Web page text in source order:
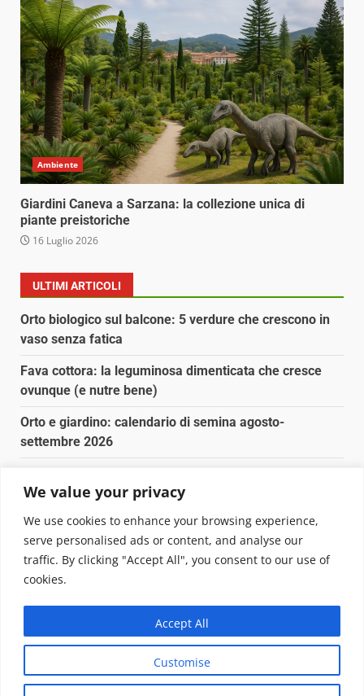
We value your privacy
We use cookies to enhance your browsing experience,
serve personalised ads or content, and analyse our
traffic. By clicking "Accept All", you consent to our use of
cookies.
Customise
Accept All
Ambiente
Giardini Caneva a Sarzana: la collezione unica di
piante preistoriche
16 Luglio 2026
ULTIMI ARTICOLI
Orto biologico sul balcone: 5 verdure che crescono in
vaso senza fatica
Fava cottora: la leguminosa dimenticata che cresce
ovunque (e nutre bene)
Orto e giardino: calendario di semina agosto-
settembre 2026
Fava cottora: come cucinarla, quando è di stagione e
perché vale la pena
Copyright © 2025 Biopianeta.it proprietà di Jws Media
Questo blog non è una testata giornalistica, in quanto
viene aggiornato senza alcuna periodicità. Non può
pertanto considerarsi un prodotto editoriale ai sensi
della legge n. 62 del 07.03.2001|DarkNewsvon AF
themes.